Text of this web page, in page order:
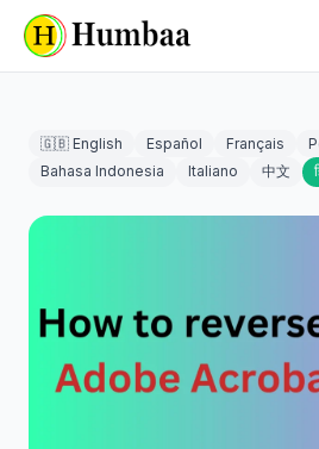
🇬🇧 English Español Français
Bahasa Indonesia
Italiano 中文